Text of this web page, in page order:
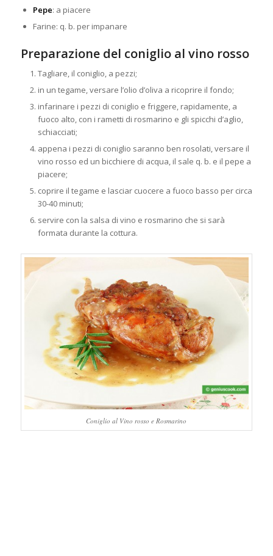
Pepe: a piacere
Farine: q. b. per impanare
Preparazione del coniglio al vino rosso
Tagliare, il coniglio, a pezzi;
in un tegame, versare l’olio d’oliva a ricoprire il fondo;
infarinare i pezzi di coniglio e friggere, rapidamente, a
fuoco alto, con i rametti di rosmarino e gli spicchi d’aglio,
schiacciati;
appena i pezzi di coniglio saranno ben rosolati, versare il
vino rosso ed un bicchiere di acqua, il sale q. b. e il pepe a
piacere;
coprire il tegame e lasciar cuocere a fuoco basso per circa
30-40 minuti;
servire con la salsa di vino e rosmarino che si sarà
formata durante la cottura.
Coniglio al Vino rosso e Rosmarino